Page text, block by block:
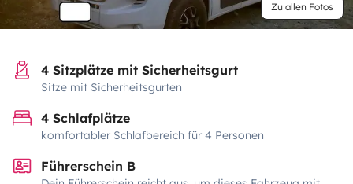
Zu allen Fotos
4 Sitzplätze mit Sicherheitsgurt
Sitze mit Sicherheitsgurten
4 Schlafplätze
komfortabler Schlafbereich für 4 Personen
Führerschein B